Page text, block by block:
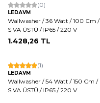
(0)
LEDAVM
Wallwasher / 36 Watt / 100 Cm /
SIVA ÜSTÜ / IP65 / 220 V
1.428,26 TL
(1)
LEDAVM
Wallwasher / 54 Watt / 150 Cm /
SIVA ÜSTÜ / IP65 / 220 V